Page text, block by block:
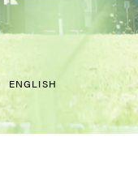
ENGLISH